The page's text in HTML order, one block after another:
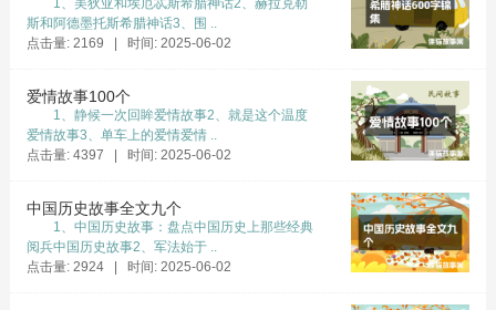
1、美狄亚和埃厄忒斯希腊神话2、赫拉克勒
斯和阿德墨托斯希腊神话3、围 ..
点击量: 2169 | 时间: 2025-06-02
爱情故事100个
1、静候一次回眸爱情故事2、就是这个温度
爱情故事3、单车上的爱情爱情 ..
点击量: 4397 | 时间: 2025-06-02
中国历史故事全文九个
1、中国历史故事：盘点中国历史上那些经典
阅兵中国历史故事2、军法始于 ..
点击量: 2924 | 时间: 2025-06-02